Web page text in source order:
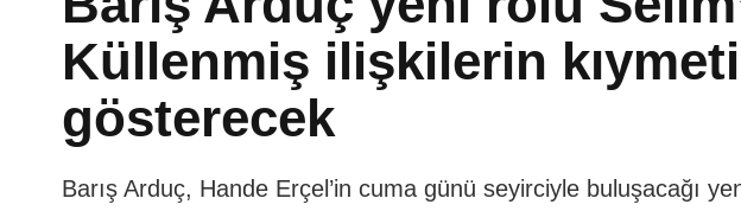
Küllenmiş ilişkilerin
gösterecek
Barış Arduç, Hande Erçel’in cuma günü seyirciyle buluşacağı